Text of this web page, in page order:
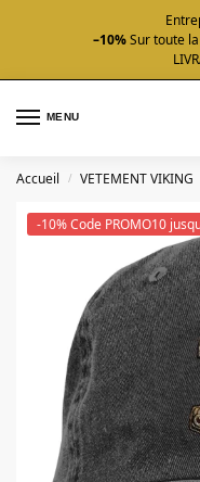
–10%Sur toute
MENU
Accueil / VETEMENT VIKING
-10% Code PROMO10